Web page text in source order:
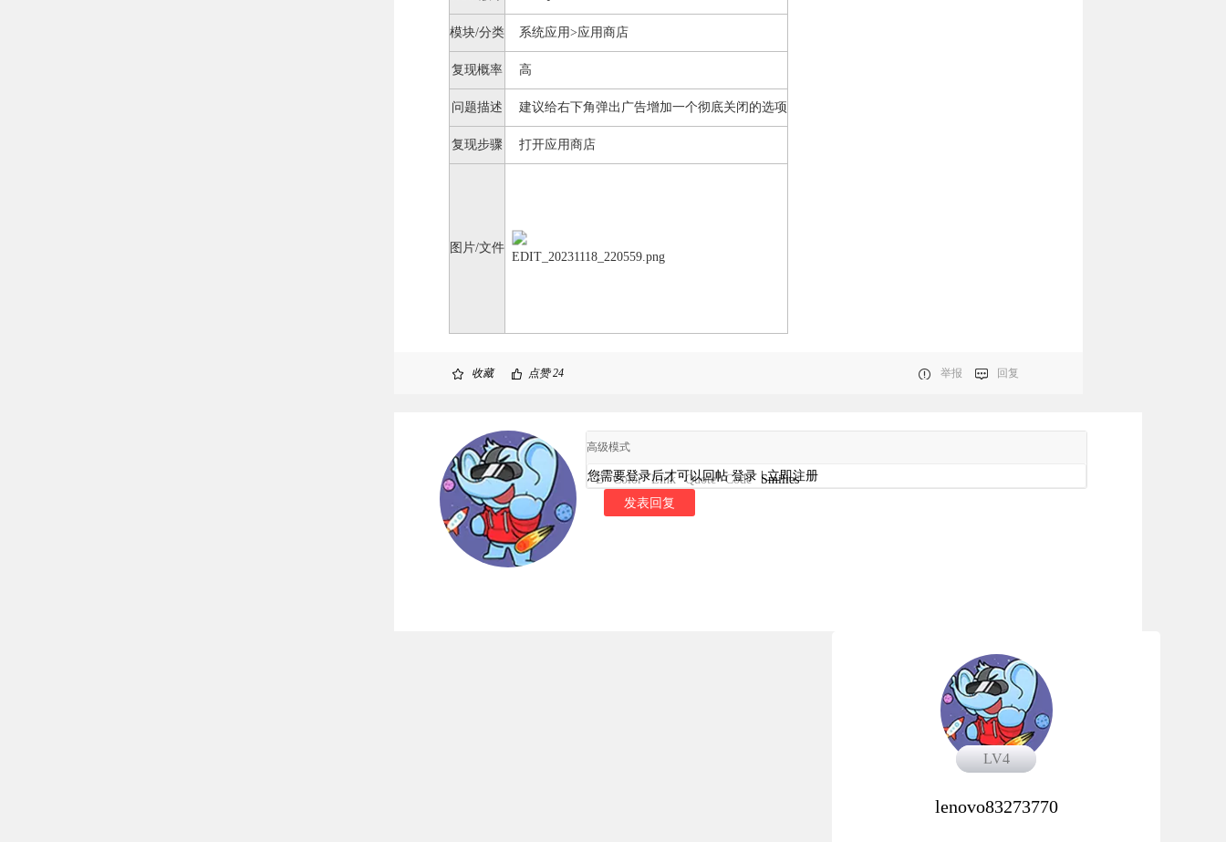
模块/分类 系统应用>应用商店
复现概率 高
问题描述 建议给右下角弹出广告增加一个彻底关闭的选项
复现步骤 打开应用商店
图片/文件
收藏 点赞24 举报 回复
高级模式
B Color Link Quote Code Smilies
您需要登录后才可以回帖登录 |立即注册
发表回复
LV4
LV4
lenovo83273770